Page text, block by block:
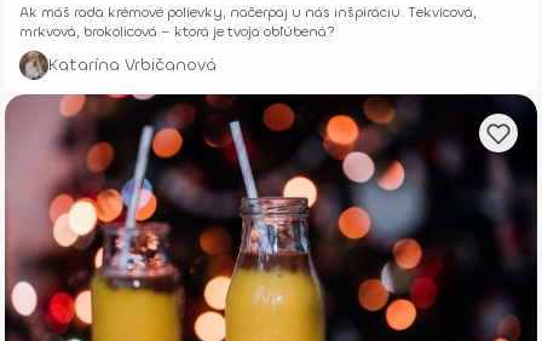
Ak máš rada krémové polievky, načerpaj u nás inšpiráciu. Tekvicová,
mrkvová, brokolicová – ktorá je tvoja obľúbená?
Katarína Vrbičanová